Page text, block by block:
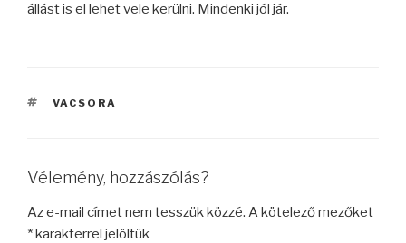
állást is el lehet vele kerülni. Mindenki jól jár.
CÍMKÉK
VACSORA
Vélemény, hozzászólás?
Az e-mail címet nem tesszük közzé. A kötelező mezőket
*karakterrel jelöltük